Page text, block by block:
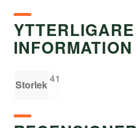
YTTERLIGARE
INFORMATION
Storlek41